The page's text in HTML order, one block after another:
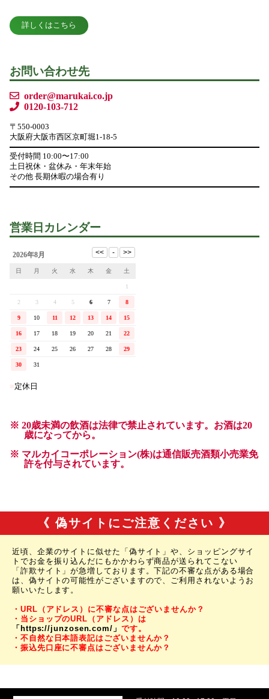
《 偽サイトにご注意ください 》
近頃、企業のサイトに似せた「偽サイト」や、ショッピングサイ
トでお金を振り込んだにもかかわらず商品が送られてこない
「詐欺サイト」が急増しております。下記の不審な点がある場合
は、偽サイトの可能性がございますので、ご利用されないようお
願いいたします。
・URL（アドレス）に不審な点はございませんか？
・当ショップのURL（アドレス）は
「https://junzosen.com/」 です。
・不自然な日本語表記はございませんか？
・振込先口座に不審点はございませんか？